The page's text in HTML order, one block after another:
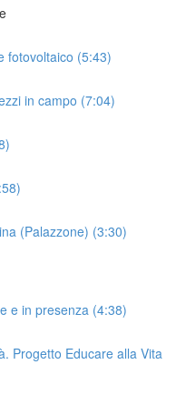
fotovoltaico (5:43)
in campo (7:04)
(Palazzone) (3:30)
e in presenza (4:38)
Progetto Educare alla Vita